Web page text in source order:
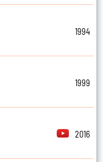
1994
1999
2016